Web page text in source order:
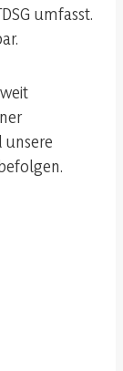
umfasst.
unsere